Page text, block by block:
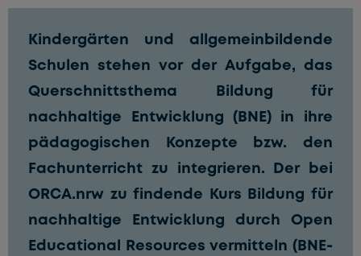
Kindergärten und allgemeinbildende
Schulen stehen vor der Aufgabe, das
Querschnittsthema Bildung für
nachhaltige Entwicklung (BNE) in ihre
pädagogischen Konzepte bzw. den
Fachunterricht zu integrieren. Der bei
ORCA.nrw zu findende Kurs Bildung für
nachhaltige Entwicklung durch Open
Educational Resources vermitteln (BNE-